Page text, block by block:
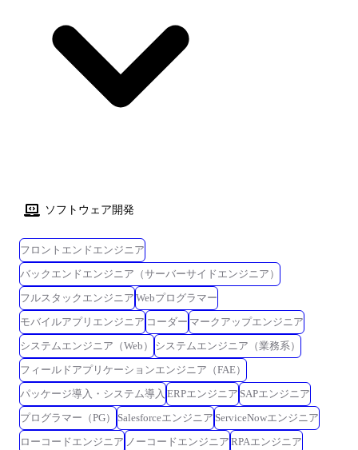
ソフトウェア開発
フロントエンドエンジニア
バックエンドエンジニア（サーバーサイドエンジニア）
フルスタックエンジニア Webプログラマー
モバイルアプリエンジニア コーダー マークアップエンジニア
システムエンジニア（Web）
システムエンジニア（業務系）
フィールドアプリケーションエンジニア（FAE）
パッケージ導入・システム導入 ERPエンジニア SAPエンジニア
プログラマー（PG）
Salesforceエンジニア ServiceNowエンジニア
ローコードエンジニア ノーコードエンジニア RPAエンジニア